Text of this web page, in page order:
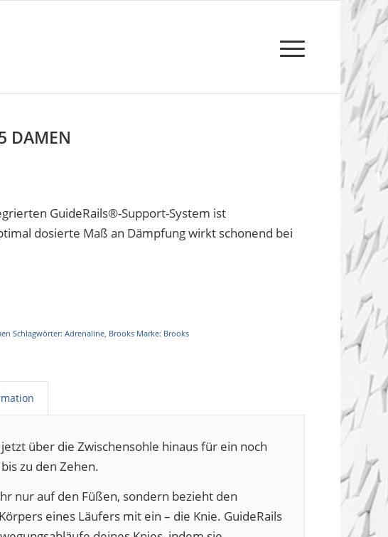
DAMEN
GuideRails®-Support-System ist
dosierte Maß an Dämpfung wirkt schonend bei
Schlagwörter:Adrenaline, Brooks Marke: Brooks
über die Zwischensohle hinaus für ein noch
zu den Zehen.
nur auf den Füßen, sondern bezieht den
eines Läufers mit ein – die Knie. GuideRails